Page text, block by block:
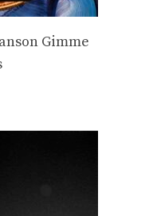
Gimme